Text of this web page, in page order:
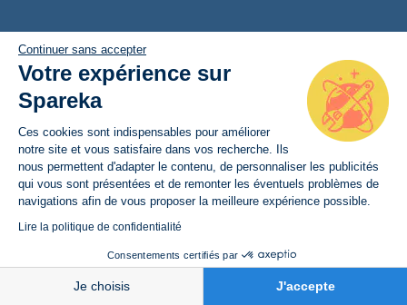
Continuer sans accepter
Votre expérience sur
Spareka
Ces cookies sont indispensables pour améliorer
notre site et vous satisfaire dans vos recherche. Ils
nous permettent d'adapter le contenu, de personnaliser les publicités
qui vous sont présentées et de remonter les éventuels problèmes de
navigations afin de vous proposer la meilleure expérience possible.
Lire la politique de confidentialité
Consentements certifiés par
Je choisis J'accepte
NOTRE EXPÉRIENCE
1 000 000 clients
8 millions de pièces vendues
BESOIN D’AIDE